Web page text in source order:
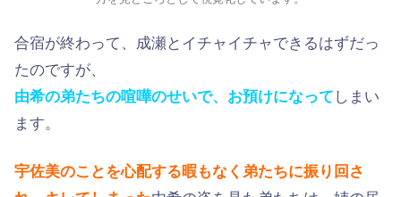
合宿が終わって、成瀬とイチャイチャできるはずだっ
たのですが、
由希の弟たちの喧嘩のせいで、お預けになって しまい
ます。
宇佐美のことを心配する暇もなく弟たちに振り回さ